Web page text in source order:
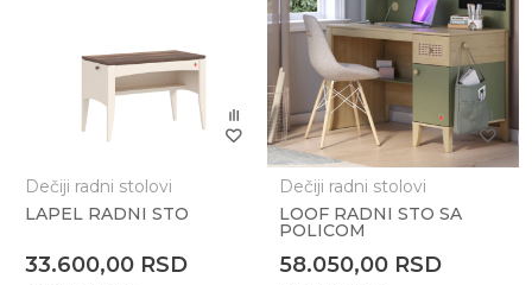
Dečiji radni stolovi
LAPEL RADNI STO
33.600,00 RSD
Dečiji radni stolovi
LOOF RADNI STO SA
POLICOM
58.050,00 RSD